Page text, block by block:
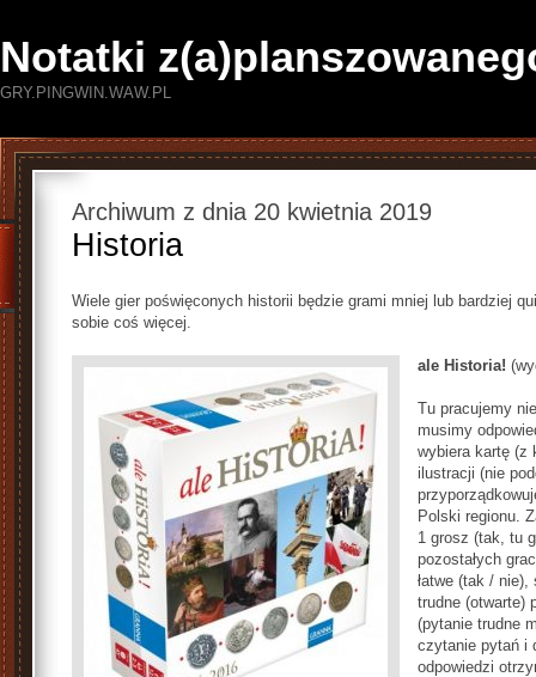
Notatki
GRY.PINGWIN.WAW.PL
Archiwum z dnia 20 kwietnia 2019
Historia
Wiele gier poświęconych historii będzie grami mniej lub bardziej
sobie coś więcej.
ale Historia!
Tu pracujemy
musimy
wybiera kartę (z
ilustracji (nie
Polski regionu.
1 grosz (tak, tu
pozostałych
łatwe (tak /
trudne (otwarte)
(pytanie trudne
czytanie pytań i
odpowiedzi